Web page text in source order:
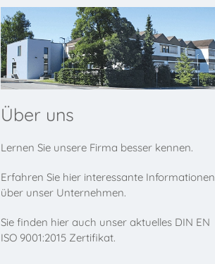
Über uns
Lernen Sie unsere Firma besser kennen.
Erfahren Sie hier interessante Informationen
über unser Unternehmen.
Sie finden hier auch unser aktuelles DIN EN
ISO 9001:2015 Zertifikat.